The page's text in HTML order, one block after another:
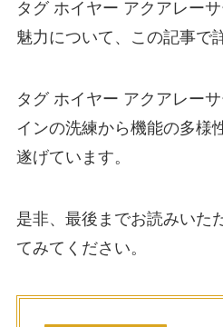
タグ ホイヤー アクアレー
魅力について、この記事で
タグ ホイヤー アクアレー
インの洗練から機能の多様
遂げています。
是非、最後までお読みいた
てみてください。